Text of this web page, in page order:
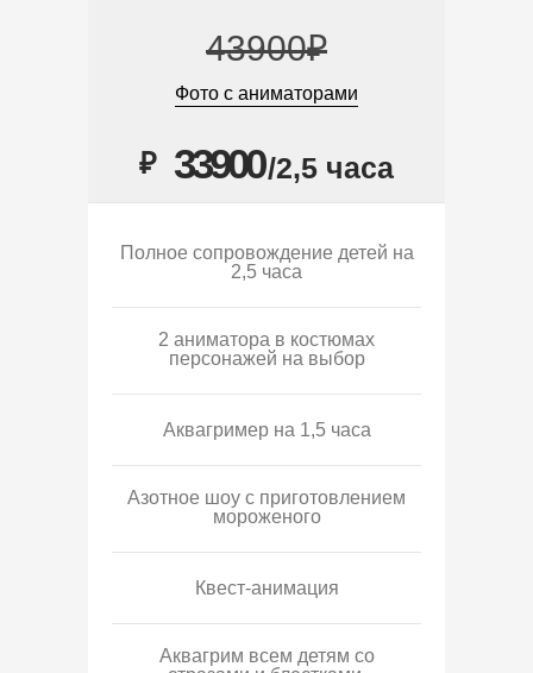
43900₽
Фото с аниматорами
₽ 33900/2,5 часа
Полное сопровождение детей на
2,5 часа
2 аниматора в костюмах
персонажей на выбор
Аквагример на 1,5 часа
Азотное шоу с приготовлением
мороженого
Квест-анимация
Аквагрим всем детям со